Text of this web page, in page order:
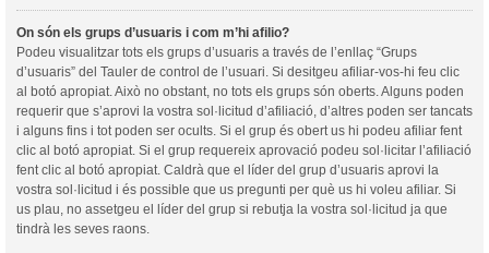
On són els grups d’usuaris i com m’hi afilio?
Podeu visualitzar tots els grups d’usuaris a través de l’enllaç “Grups
d’usuaris” del Tauler de control de l’usuari. Si desitgeu afiliar-vos-hi feu clic
al botó apropiat. Això no obstant, no tots els grups són oberts. Alguns poden
requerir que s’aprovi la vostra sol·licitud d’afiliació, d’altres poden ser tancats
i alguns fins i tot poden ser ocults. Si el grup és obert us hi podeu afiliar fent
clic al botó apropiat. Si el grup requereix aprovació podeu sol·licitar l’afiliació
fent clic al botó apropiat. Caldrà que el líder del grup d’usuaris aprovi la
vostra sol·licitud i és possible que us pregunti per què us hi voleu afiliar. Si
us plau, no assetgeu el líder del grup si rebutja la vostra sol·licitud ja que
tindrà les seves raons.